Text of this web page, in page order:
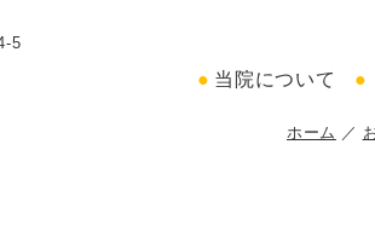
5
当院について
ホーム